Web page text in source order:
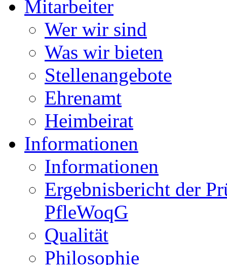
Mitarbeiter
Wer wir sind
Was wir bieten
Stellenangebote
Ehrenamt
Heimbeirat
Informationen
Informationen
Ergebnisbericht der
PfleWoqG
Qualität
Philosophie